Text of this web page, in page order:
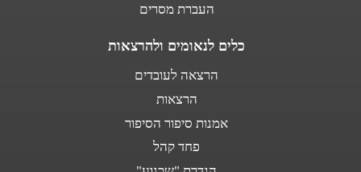
העברת מסרים
כלים לנאומים ולהרצאות
הרצאה לעובדים
הרצאות
אמנות סיפור הסיפור
פחד קהל